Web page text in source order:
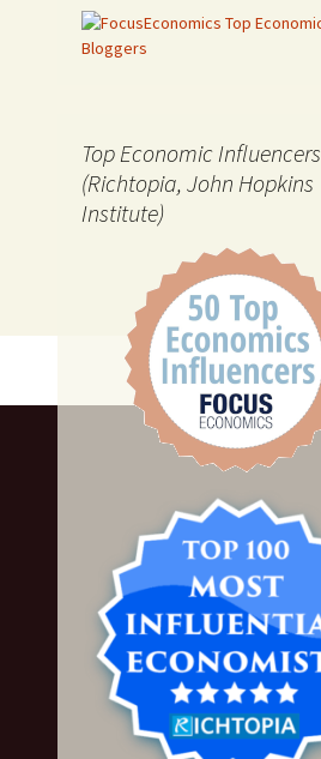
Top Economic Influencers
(Richtopia, John Hopkins
Institute)